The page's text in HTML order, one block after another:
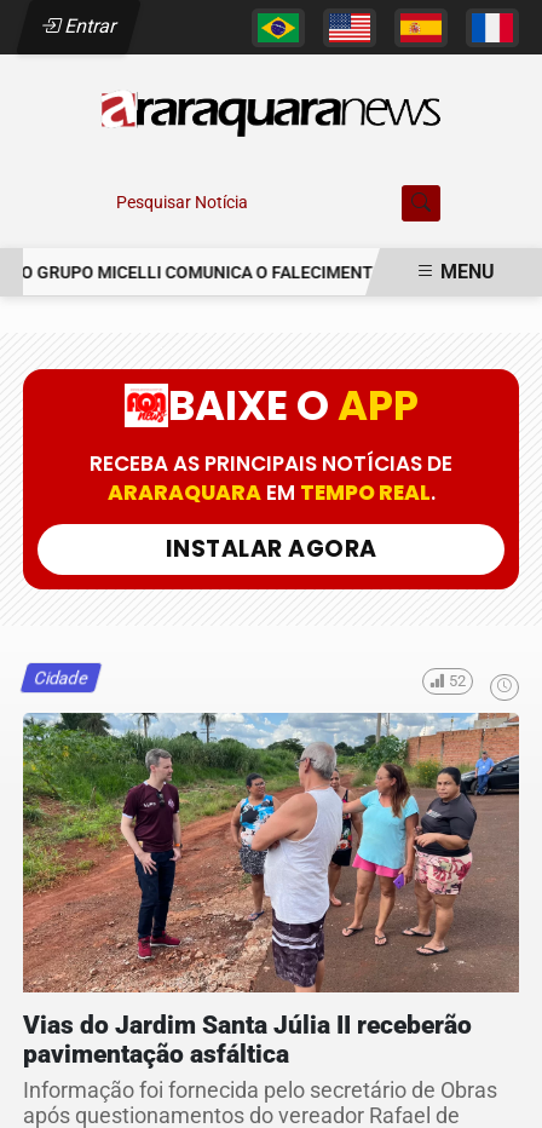
Entrar
Pesquisar Notícia
O GRUPO MICELLI COMUNICA O FALECIMENTO DO SR. MARCELO
MENU
BAIXE OAPP
RECEBA AS PRINCIPAIS NOTÍCIAS DE
ARARAQUARAEM TEMPO REAL.
INSTALAR AGORA
Cidade 52
Vias do Jardim Santa Júlia II receberão
pavimentação asfáltica
Informação foi fornecida pelo secretário de Obras
após questionamentos do vereador Rafael de